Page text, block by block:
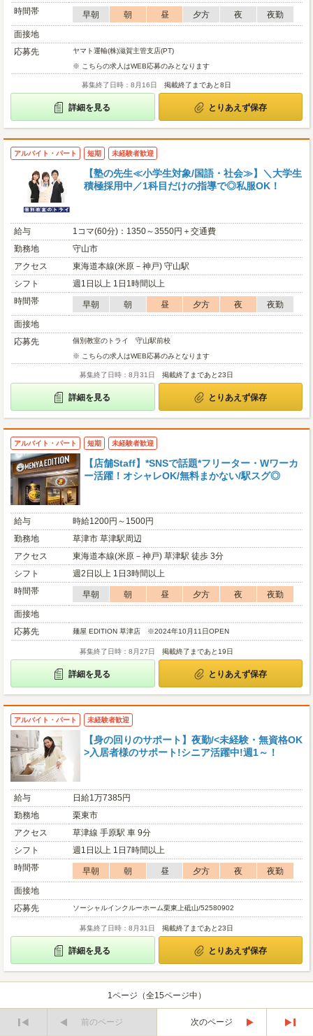
時間帯
早朝 朝 昼 夕方 夜
夜勤
面接地
応募先
ヤマト運輸(株)滋賀主管支店(PT)
※ こちらの求人はWEB応募のみとなります
募集終了日時：8月16日 掲載終了まであと8日
詳細を見る とりあえず保存
アルバイト・パート 短期 未経験者歓迎
【塾の先生≪小学生対象/国語・社会≫】＼大学生
積極採用中／1科目だけの指導で◎私服OK！
給与
1コマ(60分)：1350～3550円＋交通費
勤務地
守山市
アクセス
東海道本線(米原－神戸) 守山駅
シフト
週1日以上 1日1時間以上
時間帯
早朝 朝 昼 夕方 夜
夜勤
面接地
応募先
個別教室のトライ 守山駅前校
※ こちらの求人はWEB応募のみとなります
募集終了日時：8月31日 掲載終了まであと23日
詳細を見る とりあえず保存
アルバイト・パート 短期 未経験者歓迎
【店舗Staff】*SNSで話題*フリーター・Wワーカ
ー活躍！オシャレOK/無料まかない/駅スグ◎
給与
時給1200円～1500円
勤務地
草津市 草津駅周辺
アクセス
東海道本線(米原－神戸) 草津駅 徒歩 3分
シフト
週2日以上 1日3時間以上
時間帯
早朝 朝 昼 夕方 夜
夜勤
面接地
応募先
麺屋 EDITION 草津店 ※2024年10月11日OPEN
募集終了日時：8月27日 掲載終了まであと19日
詳細を見る とりあえず保存
アルバイト・パート 未経験者歓迎
【身の回りのサポート】夜勤/<未経験・無資格OK
>入居者様のサポート!シニア活躍中!週1～！
給与
日給1万7385円
勤務地
栗東市
アクセス
草津線 手原駅 車 9分
シフト
週1日以上 1日7時間以上
時間帯
早朝 朝 昼 夕方 夜
夜勤
面接地
応募先
ソーシャルインクルーホーム栗東上砥山/52580902
募集終了日時：8月31日 掲載終了まであと23日
詳細を見る とりあえず保存
1ページ（全15ページ中）
前のページ
次のページ